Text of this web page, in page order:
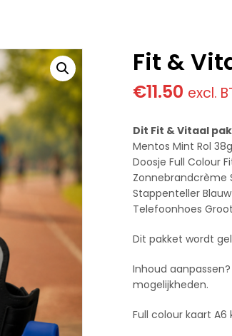
Fit &
€11.50 excl.
Dit Fit & Vitaal
Mentos Mint Rol
Doosje Full Colour
Zonnebrandcrème
Stappenteller
Telefoonhoes
Dit pakket wordt
Inhoud
mogelijkheden.
Full colour kaart